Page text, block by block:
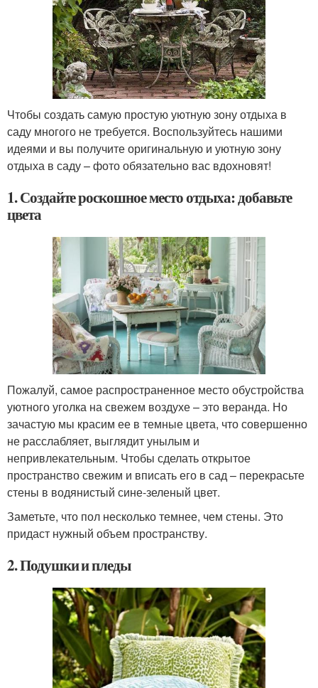
Чтобы создать самую простую уютную зону отдыха в
саду многого не требуется. Воспользуйтесь нашими
идеями и вы получите оригинальную и уютную зону
отдыха в саду – фото обязательно вас вдохновят!
1. Создайте роскошное место отдыха: добавьте
цвета
Пожалуй, самое распространенное место обустройства
уютного уголка на свежем воздухе – это веранда. Но
зачастую мы красим ее в темные цвета, что совершенно
не расслабляет, выглядит унылым и
непривлекательным. Чтобы сделать открытое
пространство свежим и вписать его в сад – перекрасьте
стены в водянистый сине-зеленый цвет.
Заметьте, что пол несколько темнее, чем стены. Это
придаст нужный объем пространству.
2. Подушки и пледы